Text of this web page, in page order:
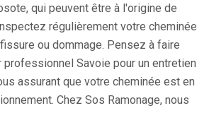
qui peuvent être à l'origine de
régulièrement votre cheminée
ou dommage. Pensez à faire
professionnel Savoie pour un entretien
assurant que votre cheminée est en
Chez Sos Ramonage, nous